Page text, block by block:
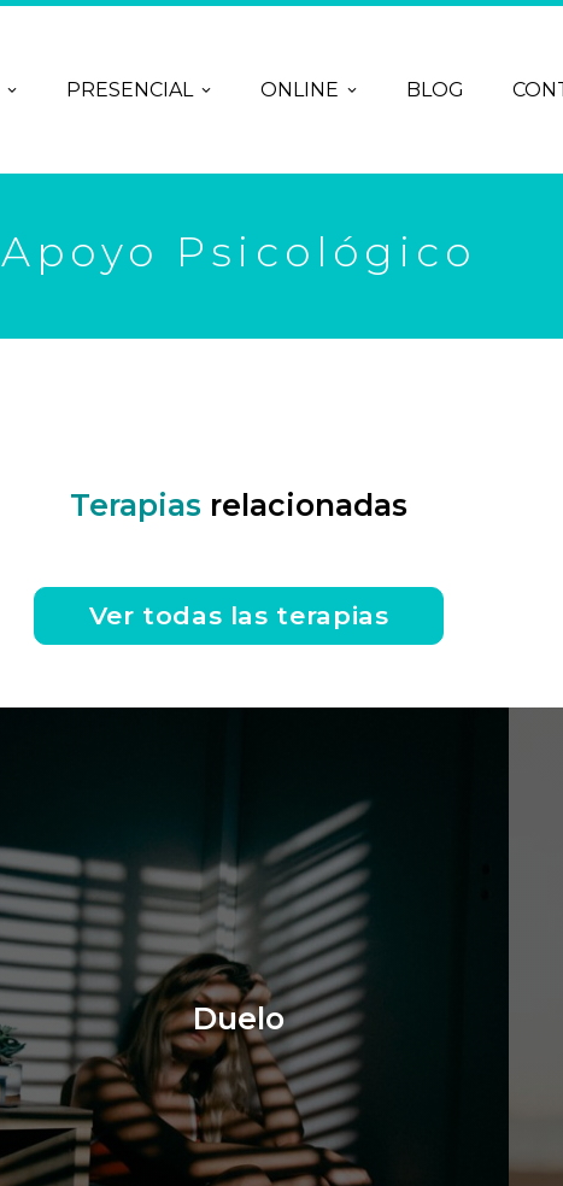
PRESENCIAL ONLINE BLOG
Apoyo Psicológico
Terapias relacionadas
Duelo
Ver todas las terapias